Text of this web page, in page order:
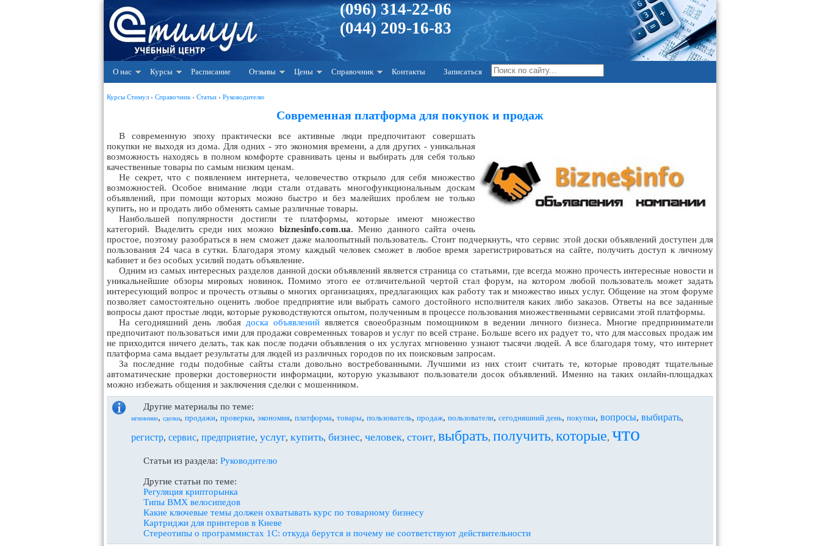
(096) 314-22-06
(044) 209-16-83
О нас Курсы Расписание Отзывы Цены Справочник Контакты Записаться
Курсы Стимул › Справочник › Статьи › Руководителю
Современная платформа для покупок и продаж
В современную эпоху практически все активные люди предпочитают совершать
покупки не выходя из дома. Для одних - это экономия времени, а для других - уникальная
возможность находясь в полном комфорте сравнивать цены и выбирать для себя только
качественные товары по самым низким ценам.
Не секрет, что с появлением интернета, человечество открыло для себя множество
возможностей. Особое внимание люди стали отдавать многофункциональным доскам
объявлений, при помощи которых можно быстро и без малейших проблем не только
купить, но и продать либо обменять самые различные товары.
Наибольшей популярности достигли те платформы, которые имеют множество
категорий. Выделить среди них можно biznesinfo.com.ua. Меню данного сайта очень
простое, поэтому разобраться в нем сможет даже малоопытный пользователь. Стоит подчеркнуть, что сервис этой доски объявлений доступен для
пользования 24 часа в сутки. Благодаря этому каждый человек сможет в любое время зарегистрироваться на сайте, получить доступ к личному
кабинет и без особых усилий подать объявление.
Одним из самых интересных разделов данной доски объявлений является страница со статьями, где всегда можно прочесть интересные новости и
уникальнейшие обзоры мировых новинок. Помимо этого ее отличительной чертой стал форум, на котором любой пользователь может задать
интересующий вопрос и прочесть отзывы о многих организациях, предлагающих как работу так и множество иных услуг. Общение на этом форуме
позволяет самостоятельно оценить любое предприятие или выбрать самого достойного исполнителя каких либо заказов. Ответы на все заданные
вопросы дают простые люди, которые руководствуются опытом, полученным в процессе пользования множественными сервисами этой платформы.
На сегодняшний день любая доска объявлений является своеобразным помощником в ведении личного бизнеса. Многие предприниматели
предпочитают пользоваться ими для продажи современных товаров и услуг по всей стране. Больше всего их радует то, что для массовых продаж им
не приходится ничего делать, так как после подачи объявления о их услугах мгновенно узнают тысячи людей. А все благодаря тому, что интернет
платформа сама выдает результаты для людей из различных городов по их поисковым запросам.
За последние годы подобные сайты стали довольно востребованными. Лучшими из них стоит считать те, которые проводят тщательные
автоматические проверки достоверности информации, которую указывают пользователи досок объявлений. Именно на таких онлайн-площадках
можно избежать общения и заключения сделки с мошенником.
Другие материалы по теме:
мгновенно, сделки, продажи, проверки, экономия, платформа, товары, пользователь, продаж, пользователи, сегодняшний день, покупки, вопросы, выбирать,
регистр, сервис, предприятие, услуг, купить, бизнес, человек, стоит, выбрать, получить, которые, что
Статьи из раздела: Руководителю
Другие статьи по теме:
Регуляция крипторынка
Типы BMX велосипедов
Какие ключевые темы должен охватывать курс по товарному бизнесу
Картриджи для принтеров в Киеве
Стереотипы о программистах 1С: откуда берутся и почему не соответствуют действительности